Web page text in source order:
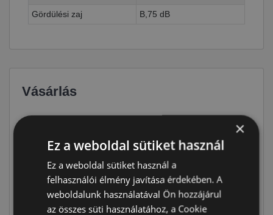
Gördülési zaj
B,75 dB
Vásárlás
Raktáron:
159 160 Ft
×
Ez a weboldal sütiket használ
Ez a weboldal sütiket használ a
felhasználói élmény javítása érdekében. A
weboldalunk használatával Ön hozzájárul
az összes süti használatához, a Cookie